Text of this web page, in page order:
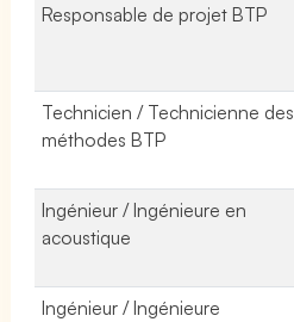
Responsable de projet BTP
Technicien / Technicienne des
méthodes BTP
Ingénieur / Ingénieure en
acoustique
Ingénieur / Ingénieure